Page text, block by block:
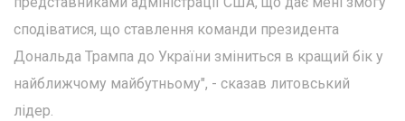
сподіватися, що ставлення команди президента
Дональда Трампа до України зміниться в кращий бік у
найближчому майбутньому", - сказав литовський
лідер.